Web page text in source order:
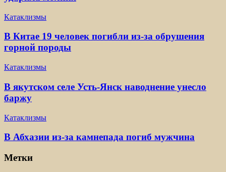
Катаклизмы
В Китае 19 человек погибли из-за обрушения
горной породы
Катаклизмы
В якутском селе Усть-Янск наводнение унесло
баржу
Катаклизмы
В Абхазии из-за камнепада погиб мужчина
Метки